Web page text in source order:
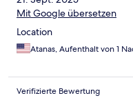
Mit Google übersetzen
Location
Atanas, Aufenthalt von 1
Verifizierte Bewertung